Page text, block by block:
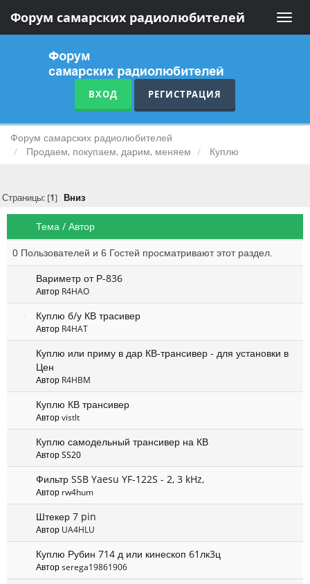
Toggle
Форум самарских радиолюбителей
ВХОД РЕГИСТРАЦИЯ
Форум самарских радиолюбителей
Продаем, покупаем, дарим, меняем
Куплю
Страницы: [1] Вниз
Тема / Автор
0 Пользователей и 6 Гостей просматривают этот раздел.
Вариметр от Р-836
Автор R4HAO
Куплю б/у КВ трасивер
Автор R4HAT
Куплю или приму в дар КВ-трансивер - для установки в
Цен
Автор R4HBM
Куплю КВ трансивер
Авторvistlt
Куплю самодельный трансивер на КВ
Автор SS20
Фильтр SSB Yaesu YF-122S - 2, 3 kHz,
Автор rw4hum
Штекер 7 pin
Автор UA4HLU
Куплю Рубин 714 д или кинескоп 61лк3ц
Авторserega19861906